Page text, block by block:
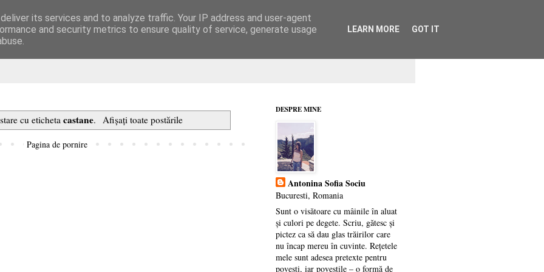
cu etichetacastane. Afișați toate postările
Pagina de pornire
DESPRE MINE
Antonina Sofia Sociu
Bucuresti, Romania
Sunt o visătoare cu mâinile în aluat
și culori pe degete. Scriu, gătesc și
pictez ca să dau glas trăirilor care
nu încap mereu în cuvinte. Rețetele
mele sunt adesea pretexte pentru
povești, iar poveștile – o formă de
its services and to analyze traffic. Your IP address and user-agent
and security metrics to ensure quality of service, generate usage
LEARN MORE GOT IT